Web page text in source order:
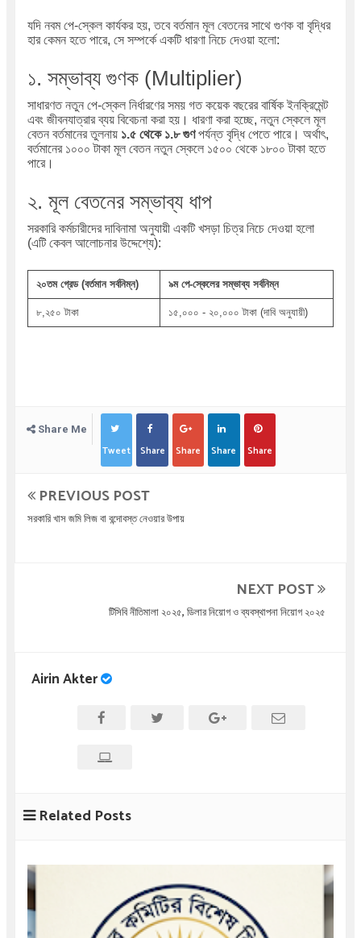
যদি নবম পে-স্কেল কার্যকর হয়, তবে বর্তমান মূল বেতনের সাথে গুণক বা বৃদ্ধির
হার কেমন হতে পারে, সে সম্পর্কে একটি ধারণা নিচে দেওয়া হলো:
১. সম্ভাব্য গুণক (Multiplier)
সাধারণত নতুন পে-স্কেল নির্ধারণের সময় গত কয়েক বছরের বার্ষিক ইনক্রিমেন্ট
এবং জীবনযাত্রার ব্যয় বিবেচনা করা হয়। ধারণা করা হচ্ছে, নতুন স্কেলে মূল
বেতন বর্তমানের তুলনায় ১.৫ থেকে ১.৮ গুণপর্যন্ত বৃদ্ধি পেতে পারে। অর্থাৎ,
বর্তমানের ১০০০ টাকা মূল বেতন নতুন স্কেলে ১৫০০ থেকে ১৮০০ টাকা হতে
পারে।
২. মূল বেতনের সম্ভাব্য ধাপ
সরকারি কর্মচারীদের দাবিনামা অনুযায়ী একটি খসড়া চিত্র নিচে দেওয়া হলো
(এটি কেবল আলোচনার উদ্দেশ্যে):
২০তম গ্রেড (বর্তমান সর্বনিম্ন) ৯ম পে-স্কেলের সম্ভাব্য সর্বনিম্ন
৮,২৫০ টাকা ১৫,০০০ - ২০,০০০ টাকা (দাবি অনুযায়ী)
Share Me
Tweet Share Share Share Share
PREVIOUS POST
সরকারি খাস জমি লিজ বা বন্দোবস্ত নেওয়ার উপায়
NEXT POST
টিসিবি নীতিমালা ২০২৫, ডিলার নিয়োগ ও ব্যবস্থাপনা নিয়োগ ২০২৫
Airin Akter
Related Posts